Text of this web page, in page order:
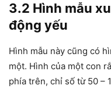
3.2 Hình mẫu
động yếu
Hình mẫu này cũng có
một. Hình của một con
phía trên, chỉ số từ 50 –